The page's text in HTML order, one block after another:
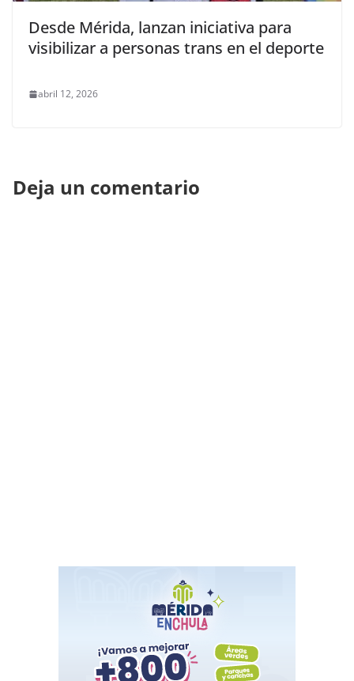
Desde Mérida, lanzan iniciativa para
visibilizar a personas trans en el deporte
abril 12, 2026
Deja un comentario